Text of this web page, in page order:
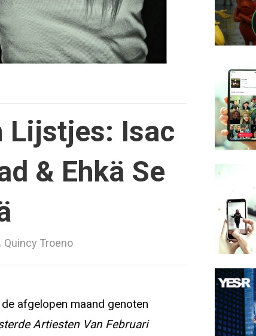
Lijstjes: Isac
& Ehkä Se
Quincy Troeno
afgelopen maand genoten
Artiesten Van Februari